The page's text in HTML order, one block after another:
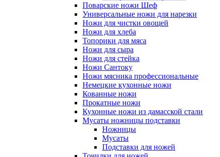
Поварские ножи Шеф
Универсальные ножи для нарезки
Ножи для чистки овощей
Ножи для хлеба
Топорики для мяса
Ножи для сыра
Ножи для стейка
Ножи Сантоку
Ножи мясника профессиональные
Немецкие кухонные ножи
Кованные ножи
Прокатные ножи
Кухонные ножи из дамасской стали
Мусаты ножницы подставки
Ножницы
Мусаты
Подставки для ножей